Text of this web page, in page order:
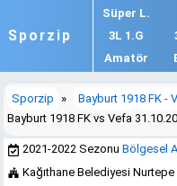
Sporzip
Süper L.
3L 1.G
Amatör
Sporzip » Bayburt 1918 FK -
Bayburt 1918 FK vs Vefa
2021-2022 SezonuBölgesel
Kağıthane Belediyesi Nurtepe